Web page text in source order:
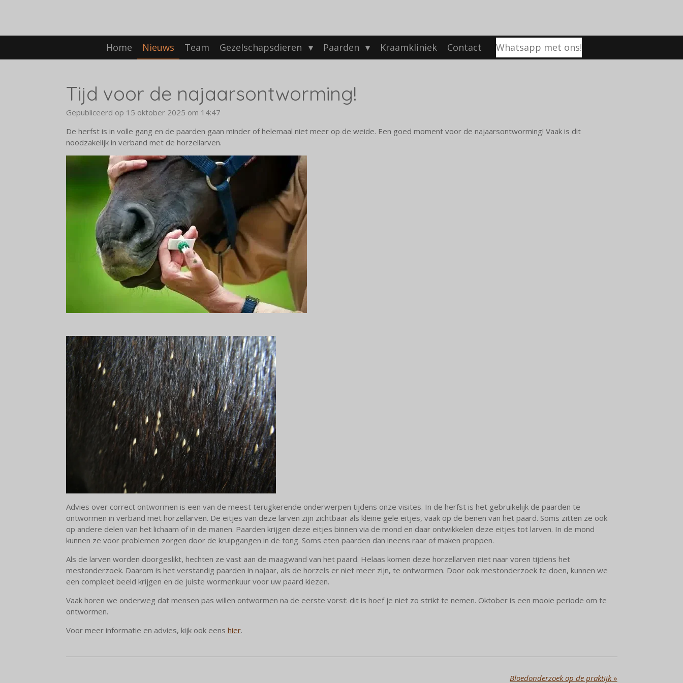
Home Nieuws Team Gezelschapsdieren Paarden Kraamkliniek Contact Whatsapp met ons!
Tijd voor de najaarsontworming!
Gepubliceerd op 15 oktober 2025 om 14:47
De herfst is in volle gang en de paarden gaan minder of helemaal niet meer op de weide. Een goed moment voor de najaarsontworming! Vaak is dit
noodzakelijk in verband met de horzellarven.
Advies over correct ontwormen is een van de meest terugkerende onderwerpen tijdens onze visites. In de herfst is het gebruikelijk de paarden te
ontwormen in verband met horzellarven. De eitjes van deze larven zijn zichtbaar als kleine gele eitjes, vaak op de benen van het paard. Soms zitten ze ook
op andere delen van het lichaam of in de manen. Paarden krijgen deze eitjes binnen via de mond en daar ontwikkelen deze eitjes tot larven. In de mond
kunnen ze voor problemen zorgen door de kruipgangen in de tong. Soms eten paarden dan ineens raar of maken proppen.
Als de larven worden doorgeslikt, hechten ze vast aan de maagwand van het paard. Helaas komen deze horzellarven niet naar voren tijdens het
mestonderzoek. Daarom is het verstandig paarden in najaar, als de horzels er niet meer zijn, te ontwormen. Door ook mestonderzoek te doen, kunnen we
een compleet beeld krijgen en de juiste wormenkuur voor uw paard kiezen.
Vaak horen we onderweg dat mensen pas willen ontwormen na de eerste vorst: dit is hoef je niet zo strikt te nemen. Oktober is een mooie periode om te
ontwormen.
Voor meer informatie en advies, kijk ook eens hier.
Bloedonderzoek op de praktijk»